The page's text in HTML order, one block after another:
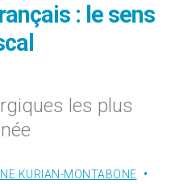
: le sens
les plus
KURIAN-MONTABONE